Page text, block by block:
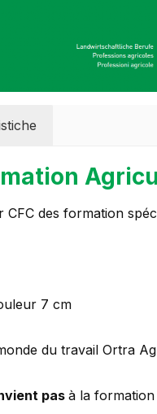
des formation
7 cm
du travail Ortra
pas à la